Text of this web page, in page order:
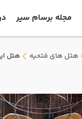
مجله برسام سیر
هتل های فتحیه هتل